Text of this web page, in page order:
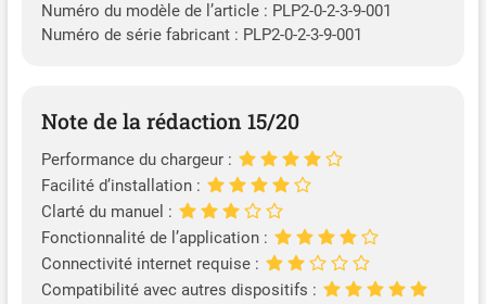
Numéro du modèle de l’article : PLP2-0-2-3-9-001
Numéro de série fabricant : PLP2-0-2-3-9-001
Note de la rédaction 15/20
Performance du chargeur :
Facilité d’installation :
Clarté du manuel :
Fonctionnalité de l’application :
Connectivité internet requise :
Compatibilité avec autres dispositifs :